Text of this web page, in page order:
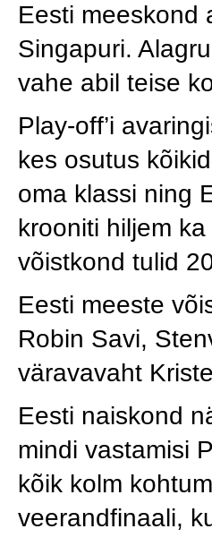
Eesti meeskond
Singapuri.
vahe abil teise
Play-off’i
kes osutus
oma klassi ning
krooniti hiljem
võistkond tulid
Eesti meeste
Robin Savi,
väravavaht
Eesti naiskond
mindi vastamisi
kõik kolm
veerandfinaali,